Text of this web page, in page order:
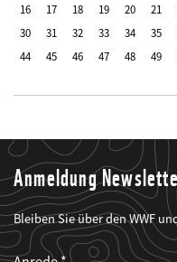
16
17 18 19 20 21
30
31 32 33 34 35
44
45 46 47 48 49
Anmeldung
Bleiben Sie über den WWF
Web2Case
Fieldset
anrede_name